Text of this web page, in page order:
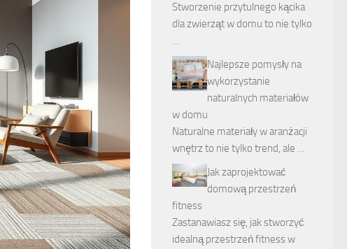
Stworzenie przytulnego kącika
dla zwierząt w domu to nie tylko
…
Najlepsze pomysły na
wykorzystanie
naturalnych materiałów
w domu
Naturalne materiały w aranżacji
wnętrz to nie tylko trend, ale …
Jak zaprojektować
domową przestrzeń
fitness
Zastanawiasz się, jak stworzyć
idealną przestrzeń fitness w